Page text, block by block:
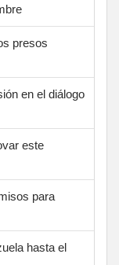
presos
en el diálogo
este
para
hasta el